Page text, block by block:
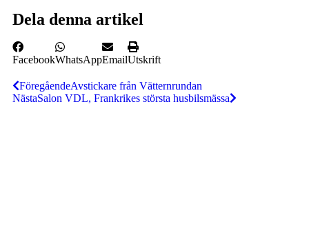
Dela denna artikel
FacebookWhatsAppEmailUtskrift
FöregåendeAvstickare från Vätternrundan
NästaSalon VDL, Frankrikes största husbilsmässa